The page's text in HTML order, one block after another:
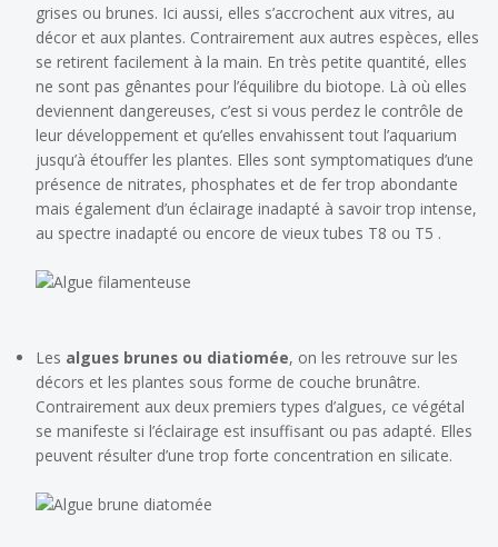
grises ou brunes. Ici aussi, elles s’accrochent aux vitres, au
décor et aux plantes. Contrairement aux autres espèces, elles
se retirent facilement à la main. En très petite quantité, elles
ne sont pas gênantes pour l’équilibre du biotope. Là où elles
deviennent dangereuses, c’est si vous perdez le contrôle de
leur développement et qu’elles envahissent tout l’aquarium
jusqu’à étouffer les plantes. Elles sont symptomatiques d’une
présence de nitrates, phosphates et de fer trop abondante
mais également d’un éclairage inadapté à savoir trop intense,
au spectre inadapté ou encore de vieux tubes T8 ou T5 .
Les algues brunes ou diatiomée, on les retrouve sur les
décors et les plantes sous forme de couche brunâtre.
Contrairement aux deux premiers types d’algues, ce végétal
se manifeste si l’éclairage est insuffisant ou pas adapté. Elles
peuvent résulter d’une trop forte concentration en silicate.